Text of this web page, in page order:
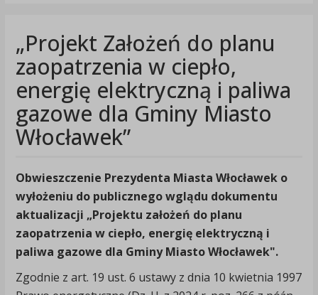
„Projekt Założeń do planu
zaopatrzenia w ciepło,
energię elektryczną i paliwa
gazowe dla Gminy Miasto
Włocławek”
Obwieszczenie Prezydenta Miasta Włocławek o
wyłożeniu do publicznego wglądu dokumentu
aktualizacji „Projektu założeń do planu
zaopatrzenia w ciepło, energię elektryczną i
paliwa gazowe dla Gminy Miasto Włocławek".
Zgodnie z art. 19 ust. 6 ustawy z dnia 10 kwietnia 1997